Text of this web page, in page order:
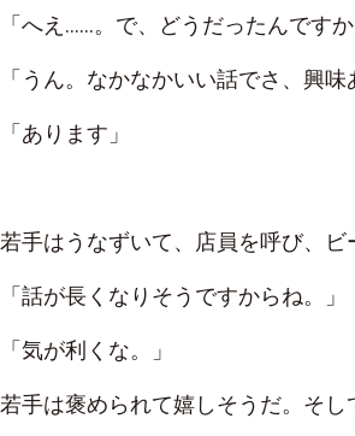
「へえ……。で、どうだったんですか
「うん。なかなかいい話でさ、興味
「あります」
若手はうなずいて、店員を呼び、ビ
「話が長くなりそうですからね。」
「気が利くな。」
若手は褒められて嬉しそうだ。そし